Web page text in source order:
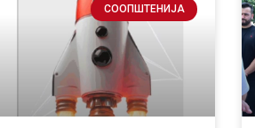
СООПШТЕНИЈА